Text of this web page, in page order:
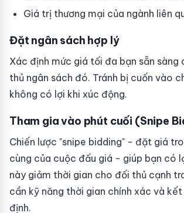
Giá trị thương mại của ngành liên
Đặt ngân sách hợp lý
Xác định mức giá tối đa bạn sẵn sàng
thủ ngân sách đó. Tránh bị cuốn vào
không có lợi khi xúc động.
Tham gia vào phút cuối (Snipe
Chiến lược "snipe bidding" - đặt giá
cùng của cuộc đấu giá - giúp bạn có
này giảm thời gian cho đối thủ cạnh
cần kỹ năng thời gian chính xác và
định.